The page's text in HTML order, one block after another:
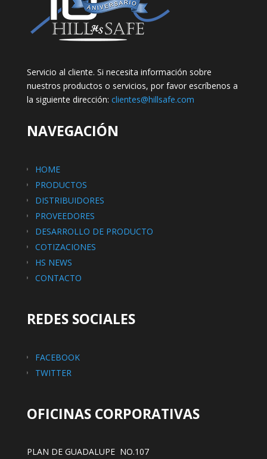
Servicio al cliente. Si necesita información sobre
nuestros productos o servicios, por favor escríbenos a
la siguiente dirección: clientes@hillsafe.com
NAVEGACIÓN
HOME
PRODUCTOS
DISTRIBUIDORES
PROVEEDORES
DESARROLLO DE PRODUCTO
COTIZACIONES
HS NEWS
CONTACTO
REDES SOCIALES
FACEBOOK
TWITTER
OFICINAS CORPORATIVAS
PLAN DE GUADALUPE NO.107